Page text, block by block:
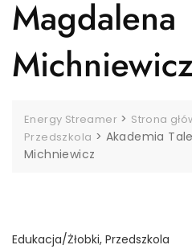
Magdalena
Energy Streamer > Strona
Przedszkola > Akademia
Michniewicz
Edukacja/Żłobki, Przedszkola